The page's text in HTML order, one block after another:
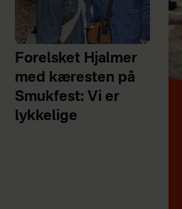
Forelsket Hjalmer
med kæresten på
Smukfest: Vi er
lykkelige